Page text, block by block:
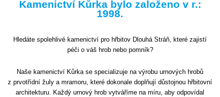
Kamenictví Kůrka bylo založeno v r.:
1998.
Hledáte spolehlivé kamenictví pro hřbitov Dlouhá Stráň, které zajistí
péči o váš hrob nebo pomník?
Naše kamenictví Kůrka se specializuje na výrobu urnových hrobů
z prvotřídní žuly a mramoru, které dokonale doplňují důstojnou hřbitovní
architekturu. Každý urnový hrob vytváříme na míru, aby odpovídal